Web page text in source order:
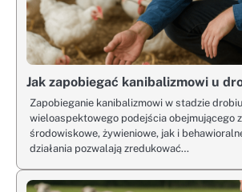
Jak zapobiegać kanibalizmowi u
Zapobieganie kanibalizmowi w stadzie
wieloaspektowego podejścia obejmującego
środowiskowe, żywieniowe, jak i
działania pozwalają zredukować…